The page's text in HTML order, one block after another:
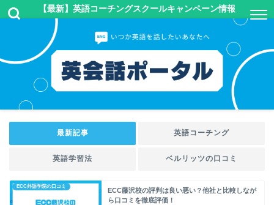
【最新】英語コーチングスクールキャンペーン情報
最新記事 英語コーチング
英語学習法 ベルリッツの口コミ
ECC外語学院の口コミ
ECC藤沢校の評判は良い悪い？他社と比較しなが
ら口コミを徹底評価！